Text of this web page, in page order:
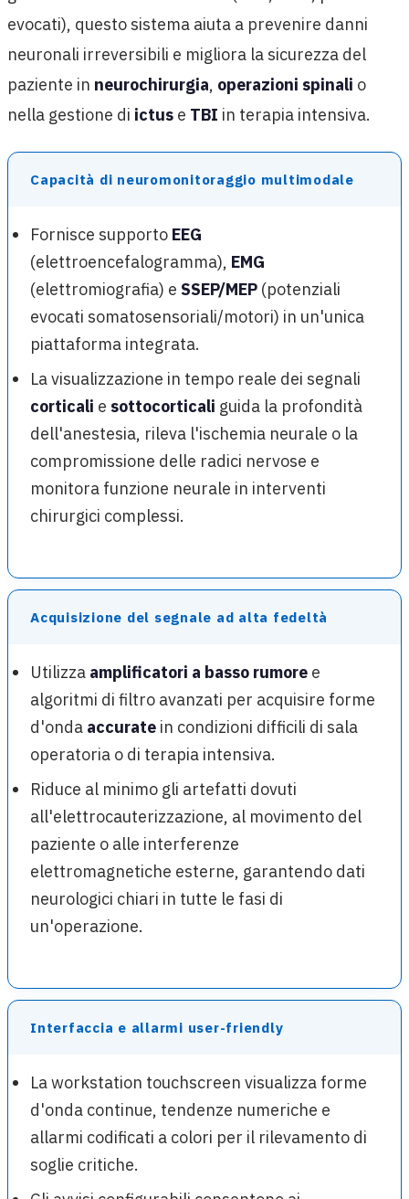
evocati), questo sistema aiuta a prevenire danni
neuronali irreversibili e migliora la sicurezza del
paziente in neurochirurgia, operazioni spinali o
nella gestione di ictus e TBI in terapia intensiva.
Capacità di neuromonitoraggio multimodale
Fornisce supporto EEG
(elettroencefalogramma), EMG
(elettromiografia) e SSEP/MEP (potenziali
evocati somatosensoriali/motori) in un'unica
piattaforma integrata.
La visualizzazione in tempo reale dei segnali
corticali e sottocorticali guida la profondità
dell'anestesia, rileva l'ischemia neurale o la
compromissione delle radici nervose e
monitora funzione neurale in interventi
chirurgici complessi.
Acquisizione del segnale ad alta fedeltà
Utilizza amplificatori a basso rumore e
algoritmi di filtro avanzati per acquisire forme
d'onda accurate in condizioni difficili di sala
operatoria o di terapia intensiva.
Riduce al minimo gli artefatti dovuti
all'elettrocauterizzazione, al movimento del
paziente o alle interferenze
elettromagnetiche esterne, garantendo dati
neurologici chiari in tutte le fasi di
un'operazione.
Interfaccia e allarmi user-friendly
La workstation touchscreen visualizza forme
d'onda continue, tendenze numeriche e
allarmi codificati a colori per il rilevamento di
soglie critiche.